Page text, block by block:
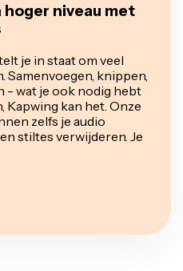
hoger niveau met
je in staat om veel
Samenvoegen, knippen,
- wat je ook nodig hebt
Kapwing kan het. Onze
zelfs je audio
stiltes verwijderen. Je